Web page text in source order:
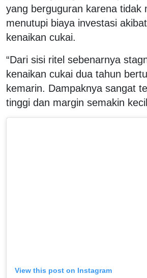
yang berguguran karena tidak
menutupi biaya investasi
kenaikan cukai.
“Dari sisi ritel sebenarnya
kenaikan cukai dua tahun
kemarin. Dampaknya sangat
tinggi dan margin semakin
View this post on Instagram